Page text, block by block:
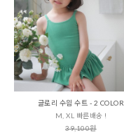
글로리 수읨 수트 - 2 COLOR
M, XL 빠른배송 !
39,100원